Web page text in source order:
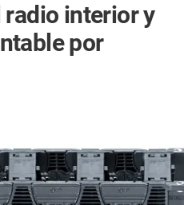
radio interior y
por